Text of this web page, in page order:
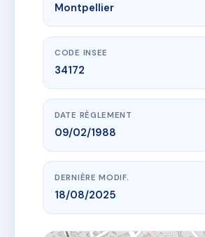
Montpellier
CODE INSEE
34172
DATE RÈGLEMENT
09/02/1988
DERNIÈRE MODIF.
18/08/2025